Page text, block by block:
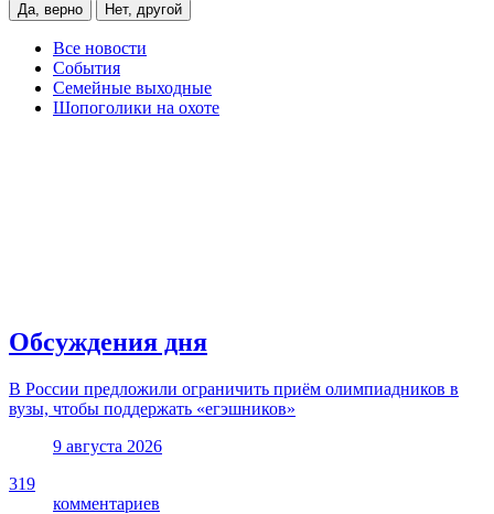
Да, верно Нет, другой
Все новости
События
Семейные выходные
Шопоголики на охоте
Обсуждения дня
В России предложили ограничить приём олимпиадников в
вузы, чтобы поддержать «егэшников»
9 августа 2026
319
комментариев